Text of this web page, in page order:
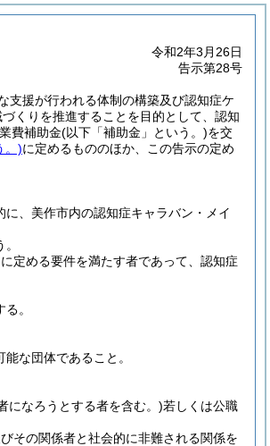
令和2年3月26日
告示第28号
支援が行われる体制の構築及び認知症ケ
くりを推進することを目的として、認知
費補助金(以下「補助金」という。)を交
。)に定めるもののほか、この告示の定め
、美作市内の認知症キャラバン・メイ
に定める要件を満たす者であって、認知症
。
な団体であること。
になろうとする者を含む。)若しくは公職
その関係者と社会的に非難される関係を